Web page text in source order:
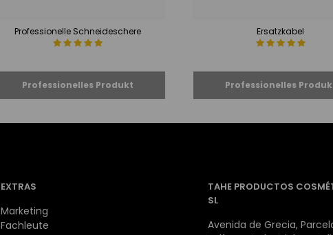
Professionelle Schneideschere Ersatzkabel
EXTRAS
Marketing
Fachleute
TAHE PRODUCTOS
SL
Avenida de Grecia,